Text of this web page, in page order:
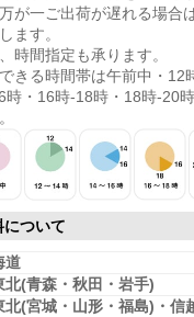
が一ご出荷が遅れる場合
ます。
時間指定も承ります。
きる時間帯は午前中・12
時・16時-18時・18時-20
について
道
北(青森・秋田・岩手)
北(宮城・山形・福島)・信